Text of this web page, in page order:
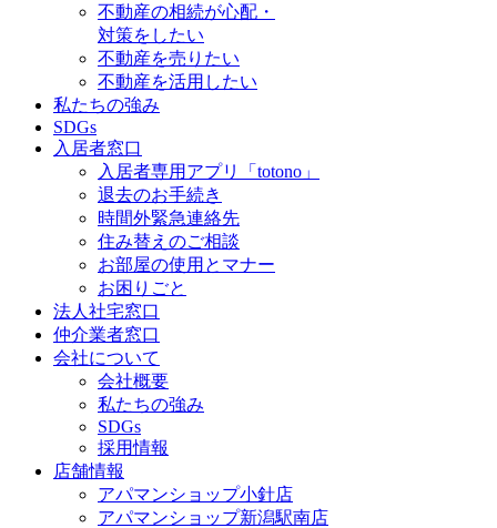
不動産の相続が心配・
対策をしたい
不動産を売りたい
不動産を活用したい
私たちの強み
SDGs
入居者窓口
入居者専用アプリ「totono」
退去のお手続き
時間外緊急連絡先
住み替えのご相談
お部屋の使用とマナー
お困りごと
法人社宅窓口
仲介業者窓口
会社について
会社概要
私たちの強み
SDGs
採用情報
店舗情報
アパマンショップ小針店
アパマンショップ新潟駅南店